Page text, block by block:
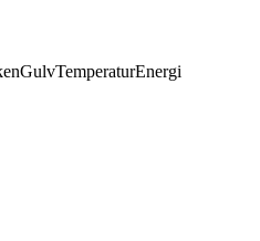
GulvTemperaturEnergi